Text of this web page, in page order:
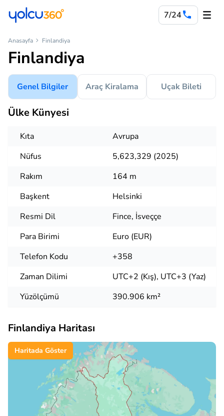
7/24
Anasayfa Finlandiya
Finlandiya
Genel Bilgiler Araç Kiralama Uçak Bileti
Ülke Künyesi
Kıta
Avrupa
Nüfus
5,623,329 (2025)
Rakım
164 m
Başkent
Helsinki
Resmi Dil
Fince, İsveççe
Para Birimi
Euro (EUR)
Telefon Kodu
+358
Zaman Dilimi
UTC+2 (Kış), UTC+3 (Yaz)
Yüzölçümü
390.906 km²
Finlandiya Haritası
Haritada Göster